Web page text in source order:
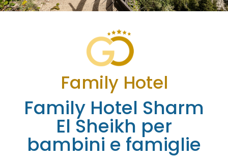
Family Hotel
Family Hotel Sharm
El Sheikh per
bambini e famiglie